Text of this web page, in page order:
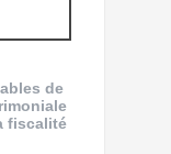
de
fiscalité